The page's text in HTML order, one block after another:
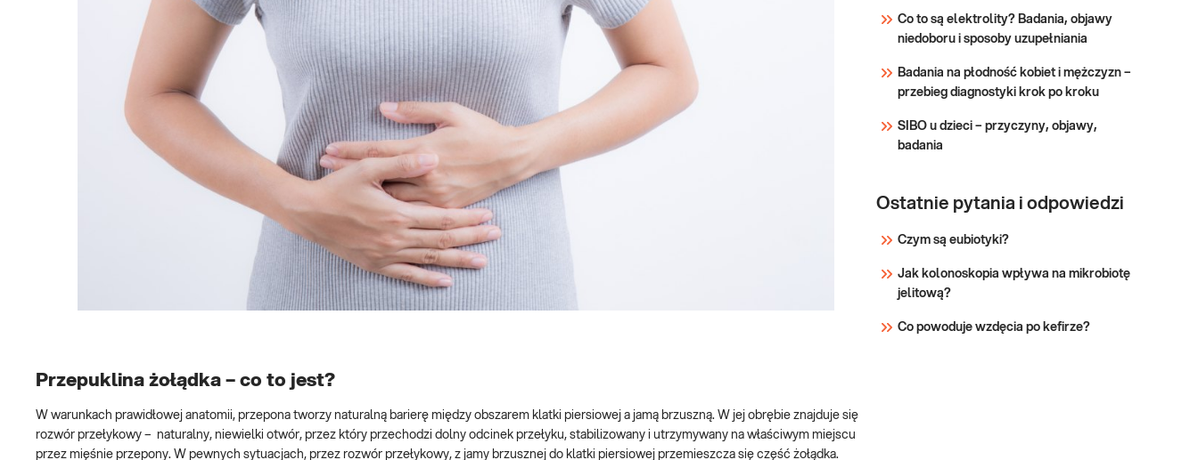
Przepuklina żołądka – co to jest?
W warunkach prawidłowej anatomii, przepona tworzy naturalną barierę między obszarem klatki piersiowej a jamą brzuszną. W jej obrębie znajduje się
rozwór przełykowy – naturalny, niewielki otwór, przez który przechodzi dolny odcinek przełyku, stabilizowany i utrzymywany na właściwym miejscu
przez mięśnie przepony. W pewnych sytuacjach, przez rozwór przełykowy, z jamy brzusznej do klatki piersiowej przemieszcza się część żołądka.
diagnostyce zakażenia i
kontroli skuteczności
leczenia.
Co to są elektrolity? Badania, objawy
niedoboru i sposoby uzupełniania
Badania na płodność kobiet i mężczyzn –
przebieg diagnostyki krok po kroku
SIBO u dzieci – przyczyny, objawy,
badania
Ostatnie pytania i odpowiedzi
Czym są eubiotyki?
Jak kolonoskopia wpływa na mikrobiotę
jelitową?
Co powoduje wzdęcia po kefirze?